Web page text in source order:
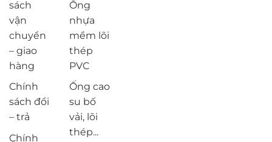
sách
vận
chuyển
– giao
hàng
Chính
sách đổi
– trả
Chính
Ống
nhựa
mềm lõi
thép
PVC
Ống cao
su bố
vải, lõi
thép...